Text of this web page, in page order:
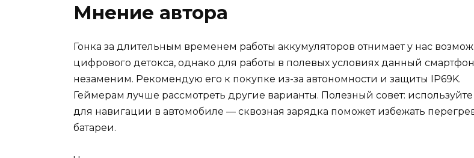
Мнение автора
Гонка за длительным временем работы аккумуляторов отнимает у нас
цифрового детокса, однако для работы в полевых условиях данный смартфон
незаменим. Рекомендую его к покупке из-за автономности и защиты IP69K.
Геймерам лучше рассмотреть другие варианты. Полезный совет:
для навигации в автомобиле — сквозная зарядка поможет избежать
батареи.